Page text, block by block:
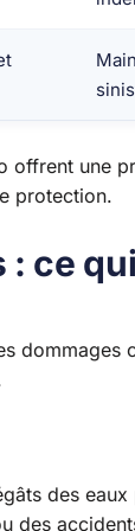
offrent une
protection.
: ce
dommages
des
des